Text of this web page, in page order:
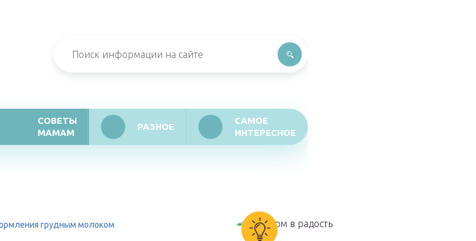
СОВЕТЫ
МАМАМ
РАЗНОЕ
САМОЕ
ИНТЕРЕСНОЕ
грудным молоком